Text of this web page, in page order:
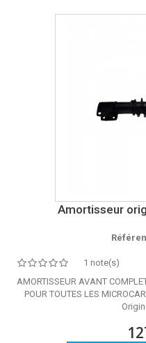
Amortisseur
1 note(s)
AMORTISSEUR AVANT
POUR TOUTES LES